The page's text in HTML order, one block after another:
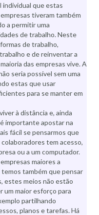
individual que estas
tiveram também
a permitir uma
de trabalho. Neste
de trabalho,
e de reinventar a
das empresas vive. A
seria possível sem uma
estas que usar
para se manter em
à distância e, ainda
importante apostar na
fácil se pensarmos que
tem acesso,
ou a um computador.
maiores a
também que pensar
estes meios não estão
um maior esforço para
partilhando
planos e tarefas. Há